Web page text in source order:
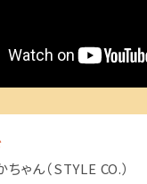
ゃん（STYLE CO.）